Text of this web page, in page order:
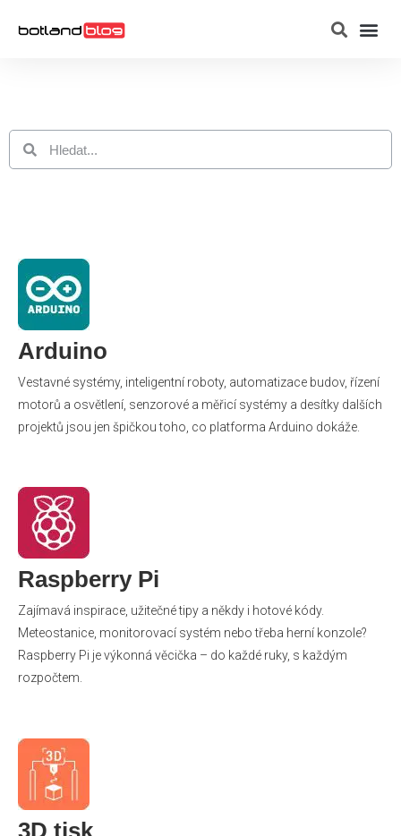
Arduino
Vestavné systémy, inteligentní roboty, automatizace budov, řízení
motorů a osvětlení, senzorové a měřicí systémy a desítky dalších
projektů jsou jen špičkou toho, co platforma Arduino dokáže.
Raspberry Pi
Zajímavá inspirace, užitečné tipy a někdy i hotové kódy.
Meteostanice, monitorovací systém nebo třeba herní konzole?
Raspberry Pi je výkonná věcička – do každé ruky, s každým
rozpočtem.
3D tisk